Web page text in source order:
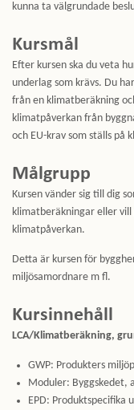
kunna ta välgrundade
Kursmål
Efter kursen ska du veta
underlag som krävs. Du
från en klimatberäkning
klimatpåverkan från
och EU-krav som ställs på
Målgrupp
Kursen vänder sig till dig
klimatberäkningar eller
klimatpåverkan.
Detta är kursen för
miljösamordnare m fl.
Kursinnehåll
LCA/Klimatberäkning,
GWP: Produkters
Moduler: Byggskedet,
EPD: Produktspecifika